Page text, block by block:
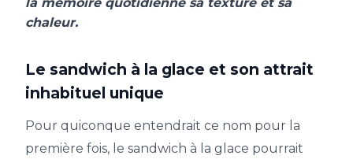
chaleur.
Le sandwich à la glace et son attrait
inhabituel unique
Pour quiconque entendrait ce nom pour la
première fois, le sandwich à la glace pourrait